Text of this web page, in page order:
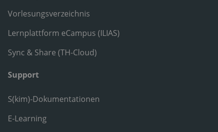
Vorlesungsverzeichnis
Lernplattform eCampus (ILIAS)
Sync & Share (TH-Cloud)
Support
S(kim)-Dokumentationen
E-Learning